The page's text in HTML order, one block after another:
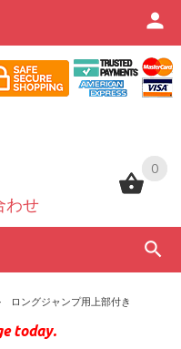
0
わせ
0
ングジャンプ用上部付き
today.